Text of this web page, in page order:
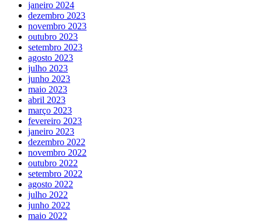
janeiro 2024
dezembro 2023
novembro 2023
outubro 2023
setembro 2023
agosto 2023
julho 2023
junho 2023
maio 2023
abril 2023
março 2023
fevereiro 2023
janeiro 2023
dezembro 2022
novembro 2022
outubro 2022
setembro 2022
agosto 2022
julho 2022
junho 2022
maio 2022